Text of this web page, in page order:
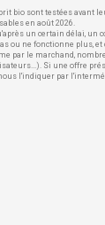
bio sont testées avant
en août 2026.
un certain délai, un
ou ne fonctionne plus, et
par le marchand,
Si une offre
l'indiquer par